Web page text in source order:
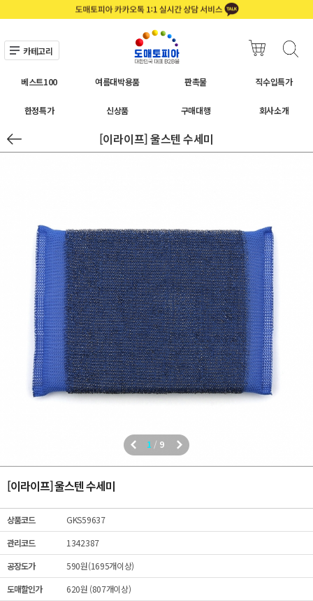
카테고리
베스트100 여름대박용품 판촉물 직수입특가
한정특가 신상품 구매대행 회사소개
[이라이프] 울스텐 수세미
1 / 9
[이라이프] 울스텐 수세미
상품코드
GKS59637
관리코드
1342387
공장도가
590원(1695개이상)
도매할인가
620원 (807개이상)